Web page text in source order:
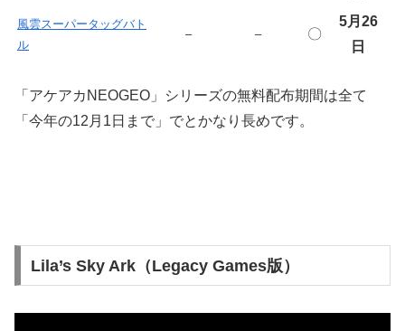
風雲スーパータッグバト
ル
– – 〇
5月26
日
「アケアカNEOGEO」シリーズの無料配布期間は全て
「今年の12月1日まで」でとかなり長めです。
Lila’s Sky Ark（Legacy Games版）